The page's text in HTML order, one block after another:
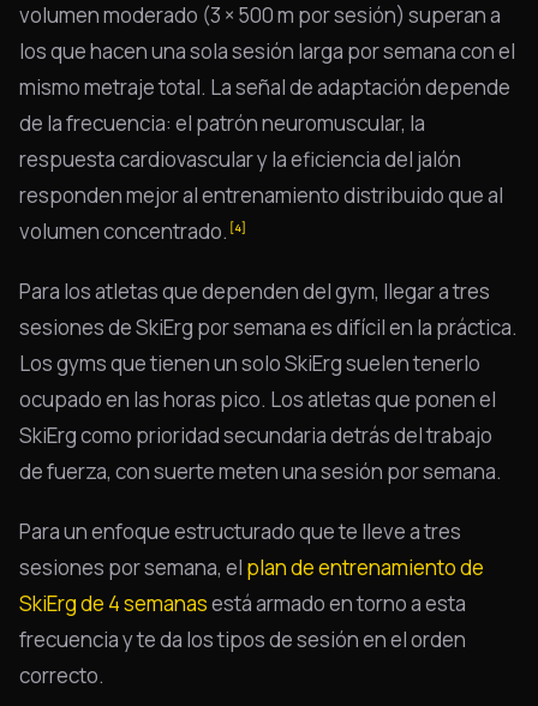
volumen moderado (3 × 500 m por sesión) superan a
los que hacen una sola sesión larga por semana con el
mismo metraje total. La señal de adaptación depende
de la frecuencia: el patrón neuromuscular, la
respuesta cardiovascular y la eficiencia del jalón
responden mejor al entrenamiento distribuido que al
volumen concentrado. [4]
Para los atletas que dependen del gym, llegar a tres
sesiones de SkiErg por semana es difícil en la práctica.
Los gyms que tienen un solo SkiErg suelen tenerlo
ocupado en las horas pico. Los atletas que ponen el
SkiErg como prioridad secundaria detrás del trabajo
de fuerza, con suerte meten una sesión por semana.
Para un enfoque estructurado que te lleve a tres
sesiones por semana, el plan de entrenamiento de
SkiErg de 4 semanasestá armado en torno a esta
frecuencia y te da los tipos de sesión en el orden
correcto.